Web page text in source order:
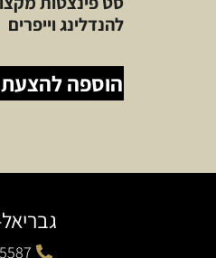
להנדלינג וייפרים
הוספה